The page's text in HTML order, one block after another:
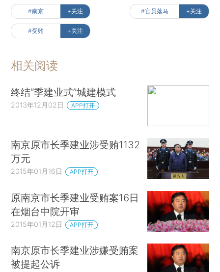
#南京 +关注 #官员落马 +关注
#受贿 +关注
相关阅读
终结“季建业式”城建模式
2013年12月02日 APP打开
南京原市长季建业涉受贿1132
万元
2015年01月16日 APP打开
原南京市长季建业受贿案16日
在烟台中院开审
2015年01月12日 APP打开
南京原市长季建业涉嫌受贿案
被提起公诉